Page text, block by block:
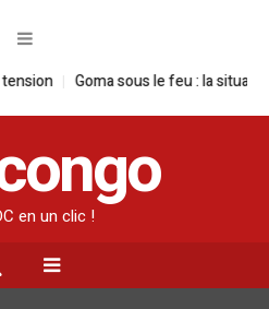
Goma sous le feu : la situation
en un clic !